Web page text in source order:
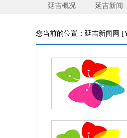
延吉概况 延吉新闻
您当前的位置：延吉新闻网